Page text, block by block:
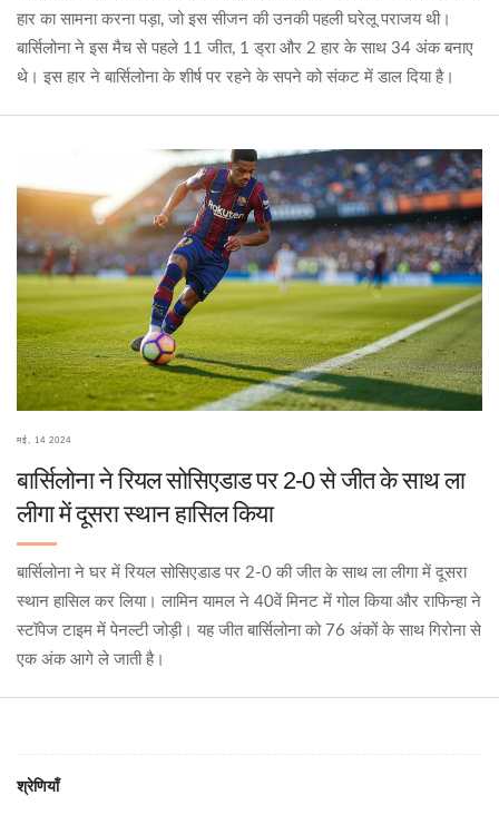
हार का सामना करना पड़ा, जो इस सीजन की उनकी पहली घरेलू पराजय थी।
बार्सिलोना ने इस मैच से पहले 11 जीत, 1 ड्रा और 2 हार के साथ 34 अंक बनाए
थे। इस हार ने बार्सिलोना के शीर्ष पर रहने के सपने को संकट में डाल दिया है।
मई, 14 2024
बार्सिलोना ने रियल सोसिएडाड पर 2-0 से जीत के साथ ला
लीगा में दूसरा स्थान हासिल किया
बार्सिलोना ने घर में रियल सोसिएडाड पर 2-0 की जीत के साथ ला लीगा में दूसरा
स्थान हासिल कर लिया। लामिन यामल ने 40वें मिनट में गोल किया और राफिन्हा ने
स्टॉपेज टाइम में पेनल्टी जोड़ी। यह जीत बार्सिलोना को 76 अंकों के साथ गिरोना से
एक अंक आगे ले जाती है।
श्रेणियाँ